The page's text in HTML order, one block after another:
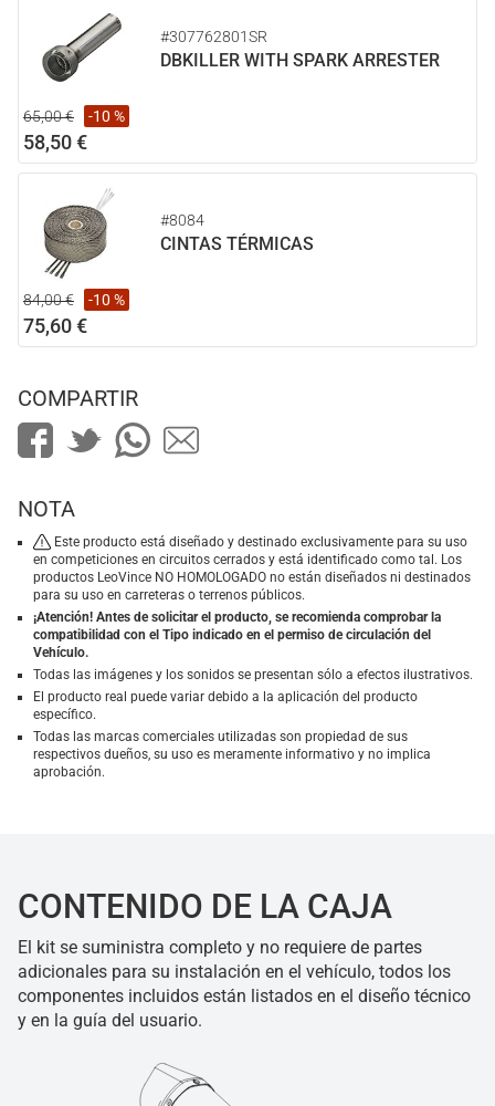
#307762801SR
DBKILLER WITH SPARK ARRESTER
65,00 € -10 %
58,50 €
#8084
CINTAS TÉRMICAS
84,00 € -10 %
75,60 €
COMPARTIR
NOTA
Este producto está diseñado y destinado exclusivamente para su uso
en competiciones en circuitos cerrados y está identificado como tal. Los
productos LeoVince NO HOMOLOGADO no están diseñados ni destinados
para su uso en carreteras o terrenos públicos.
¡Atención! Antes de solicitar el producto, se recomienda comprobar la
compatibilidad con el Tipo indicado en el permiso de circulación del
Vehículo.
Todas las imágenes y los sonidos se presentan sólo a efectos ilustrativos.
El producto real puede variar debido a la aplicación del producto
específico.
Todas las marcas comerciales utilizadas son propiedad de sus
respectivos dueños, su uso es meramente informativo y no implica
aprobación.
CONTENIDO DE LA CAJA
El kit se suministra completo y no requiere de partes
adicionales para su instalación en el vehículo, todos los
componentes incluidos están listados en el diseño técnico
y en la guía del usuario.